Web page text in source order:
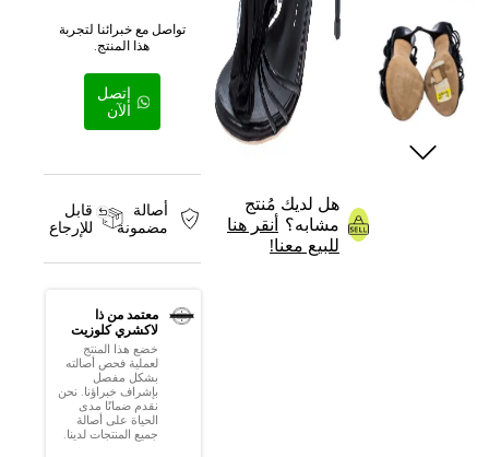
هل لديك مُنتج
مشابه؟
أنقر هنا
للبيع معنا!
تواصل مع خبرائنا لتجربة
هذا المنتج.
إتصل
الآن
أصالة
مضمونة
قابل
للإرجاع
معتمد من ذا
لاكشري كلوزيت
خضع هذا المنتج
لعملية فحص أصالته
بشكل مفصل
بإشراف خبراؤنا. نحن
نقدم ضمانًا مدى
الحياة على أصالة
جميع المنتجات لدينا.